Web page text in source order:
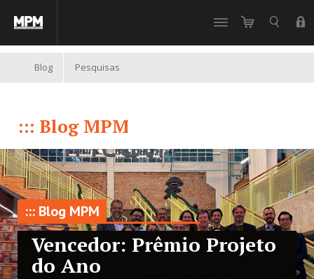
Blog Pesquisas
::: Blog MPM
::: Blog MPM
Vencedor: Prêmio Projeto
do Ano